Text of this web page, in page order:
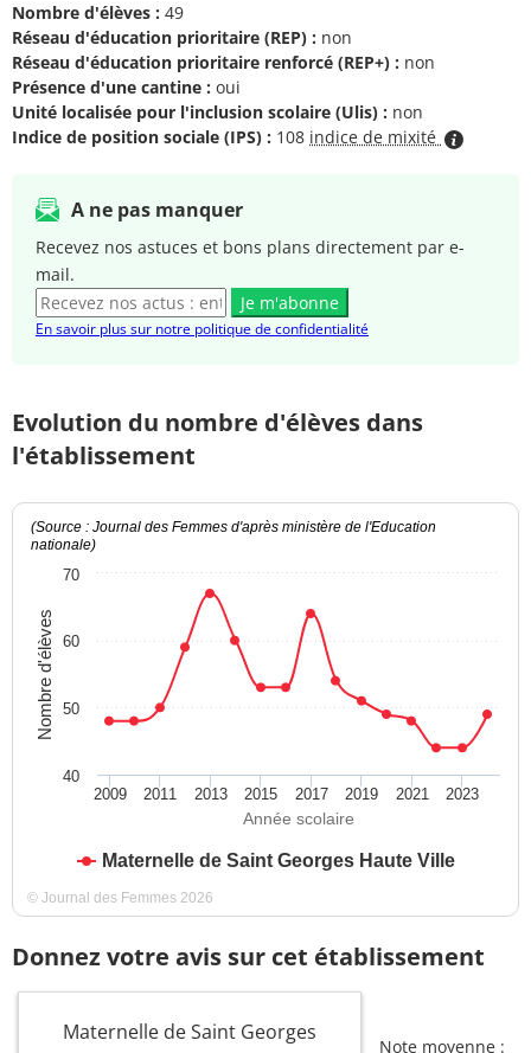
Nombre d'élèves : 49
Réseau d'éducation prioritaire (REP) : non
Réseau d'éducation prioritaire renforcé (REP+) : non
Présence d'une cantine : oui
Unité localisée pour l'inclusion scolaire (Ulis) : non
Indice de position sociale (IPS) : 108 indice de mixité
A ne pas manquer
Recevez nos astuces et bons plans directement par e-
mail.
Je m'abonne
En savoir plus sur notre politique de confidentialité
Evolution du nombre d'élèves dans
l'établissement
Année scolaire
Nombre d'élèves
(Source : Journal des Femmes d'après ministère de l'Education
nationale)
Maternelle de Saint Georges Haute Ville
2009 2011 2013 2015 2017 2019 2021 2023
40
50
60
70
© Journal des Femmes 2026
Donnez votre avis sur cet établissement
Maternelle de Saint Georges
Note moyenne :